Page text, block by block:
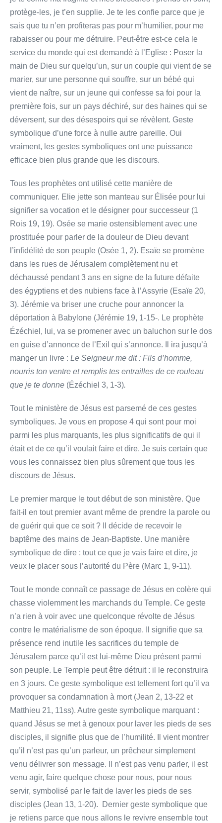
protège-les, je t’en supplie. Je te les confie parce que je
sais que tu n’en profiteras pas pour m’humilier, pour me
rabaisser ou pour me détruire. Peut-être est-ce cela le
service du monde qui est demandé à l’Eglise : Poser la
main de Dieu sur quelqu’un, sur un couple qui vient de se
marier, sur une personne qui souffre, sur un bébé qui
vient de naître, sur un jeune qui confesse sa foi pour la
première fois, sur un pays déchiré, sur des haines qui se
déversent, sur des désespoirs qui se révèlent. Geste
symbolique d’une force à nulle autre pareille. Oui
vraiment, les gestes symboliques ont une puissance
efficace bien plus grande que les discours.
Tous les prophètes ont utilisé cette manière de
communiquer. Elie jette son manteau sur Élisée pour lui
signifier sa vocation et le désigner pour successeur (1
Rois 19, 19). Osée se marie ostensiblement avec une
prostituée pour parler de la douleur de Dieu devant
l’infidélité de son peuple (Osée 1, 2). Esaïe se promène
dans les rues de Jérusalem complètement nu et
déchaussé pendant 3 ans en signe de la future défaite
des égyptiens et des nubiens face à l’Assyrie (Esaïe 20,
3). Jérémie va briser une cruche pour annoncer la
déportation à Babylone (Jérémie 19, 1-15-. Le prophète
Ézéchiel, lui, va se promener avec un baluchon sur le dos
en guise d’annonce de l’Exil qui s’annonce. Il ira jusqu’à
manger un livre : Le Seigneur me dit : Fils d’homme,
nourris ton ventre et remplis tes entrailles de ce rouleau
que je te donne (Ézéchiel 3, 1-3).
Tout le ministère de Jésus est parsemé de ces gestes
symboliques. Je vous en propose 4 qui sont pour moi
parmi les plus marquants, les plus significatifs de qui il
était et de ce qu’il voulait faire et dire. Je suis certain que
vous les connaissez bien plus sûrement que tous les
discours de Jésus.
Le premier marque le tout début de son ministère. Que
fait-il en tout premier avant même de prendre la parole ou
de guérir qui que ce soit ? Il décide de recevoir le
baptême des mains de Jean-Baptiste. Une manière
symbolique de dire : tout ce que je vais faire et dire, je
veux le placer sous l’autorité du Père (Marc 1, 9-11).
Tout le monde connaît ce passage de Jésus en colère qui
chasse violemment les marchands du Temple. Ce geste
n’a rien à voir avec une quelconque révolte de Jésus
contre le matérialisme de son époque. Il signifie que sa
présence rend inutile les sacrifices du temple de
Jérusalem parce qu’il est lui-même Dieu présent parmi
son peuple. Le Temple peut être détruit : il le reconstruira
en 3 jours. Ce geste symbolique est tellement fort qu’il va
provoquer sa condamnation à mort (Jean 2, 13-22 et
Matthieu 21, 11ss). Autre geste symbolique marquant :
quand Jésus se met à genoux pour laver les pieds de ses
disciples, il signifie plus que de l’humilité. Il vient montrer
qu’il n’est pas qu’un parleur, un prêcheur simplement
venu délivrer son message. Il n’est pas venu parler, il est
venu agir, faire quelque chose pour nous, pour nous
servir, symbolisé par le fait de laver les pieds de ses
disciples (Jean 13, 1-20). Dernier geste symbolique que
je retiens parce que nous allons le revivre ensemble tout